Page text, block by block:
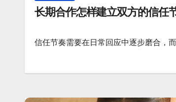
长期合作怎样建立双方的信任
信任节奏需要在日常回应中逐步磨合，